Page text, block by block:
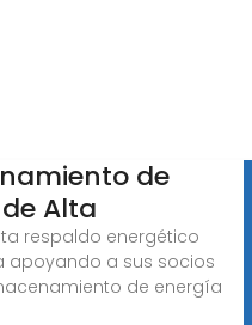
de
Alta
respaldo energético
apoyando a sus socios
de energía